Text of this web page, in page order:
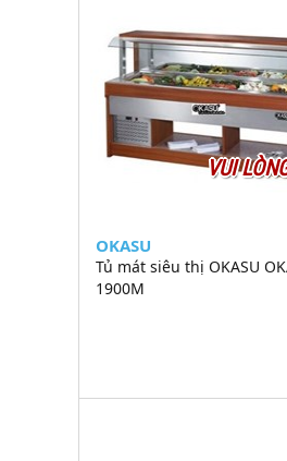
VUI
OKASU
Tủ mát siêu thị OKASU
1900M